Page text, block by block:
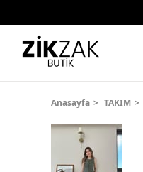
Anasayfa TAKIM